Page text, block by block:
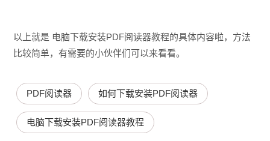
以上就是 电脑下载安装PDF阅读器教程的具体内容啦，方法
比较简单，有需要的小伙伴们可以来看看。
PDF阅读器 如何下载安装PDF阅读器
电脑下载安装PDF阅读器教程